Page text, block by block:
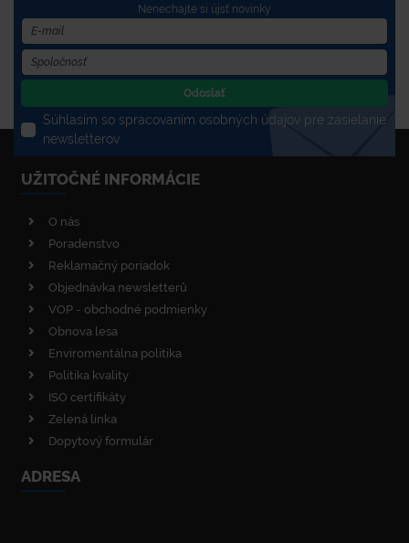
Nenechajte si újsť novinky
Odoslať
Súhlasím so spracovaním osobných údajov pre zasielanie
newsletterov
UŽITOČNÉ INFORMÁCIE
O nás
Poradenstvo
Reklamačný poriadok
Objednávka newsletterů
VOP - obchodné podmienky
Obnova lesa
Enviromentálna politika
Politika kvality
ISO certifikáty
Zelená linka
Dopytový formulár
ADRESA